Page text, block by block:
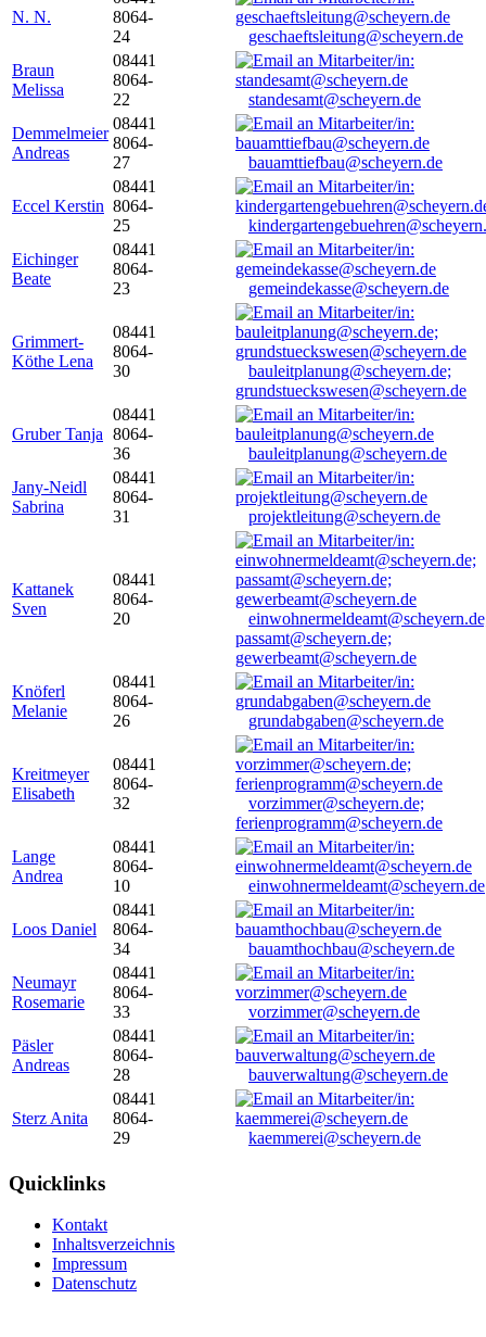
N. N.
8064-
24
geschaeftsleitung@scheyern.de
Braun
Melissa
08441
8064-
22
standesamt@scheyern.de
Demmelmeier
Andreas
08441
8064-
27
bauamttiefbau@scheyern.de
Eccel Kerstin
08441
8064-
25
Eichinger
Beate
08441
8064-
23
gemeindekasse@scheyern.de
Grimmert-
Köthe Lena
08441
8064-
30
bauleitplanung@scheyern.de;
grundstueckswesen@scheyern.de
Gruber Tanja
08441
8064-
36
bauleitplanung@scheyern.de
Jany-Neidl
Sabrina
08441
8064-
31
projektleitung@scheyern.de
Kattanek
Sven
08441
8064-
20
passamt@scheyern.de;
gewerbeamt@scheyern.de
Knöferl
Melanie
08441
8064-
26
grundabgaben@scheyern.de
Kreitmeyer
Elisabeth
08441
8064-
32
vorzimmer@scheyern.de;
ferienprogramm@scheyern.de
Lange
Andrea
08441
8064-
10
einwohnermeldeamt@scheyern.de
Loos Daniel
08441
8064-
34
bauamthochbau@scheyern.de
Neumayr
Rosemarie
08441
8064-
33
vorzimmer@scheyern.de
Päsler
Andreas
08441
8064-
28
bauverwaltung@scheyern.de
Sterz Anita
08441
8064-
29
kaemmerei@scheyern.de
Quicklinks
Kontakt
Inhaltsverzeichnis
Impressum
Datenschutz